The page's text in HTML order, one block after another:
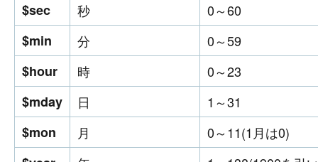
$sec
秒
0～60
$min
分
0～59
$hour
時
0～23
$mday
日
1～31
$mon
月
0～11(1月は0)